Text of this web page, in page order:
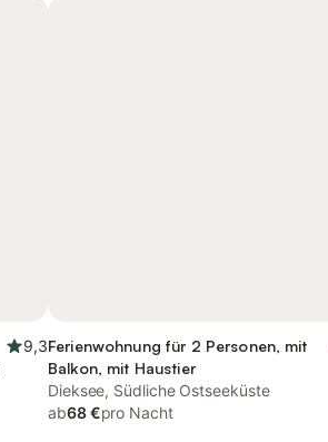
9,3Ferienwohnung für 2 Personen, mit
Balkon, mit Haustier
Dieksee, Südliche Ostseeküste
ab68 €pro Nacht